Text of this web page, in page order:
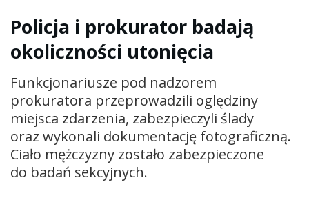
Policja i prokurator badają
okoliczności utonięcia
Funkcjonariusze pod nadzorem
prokuratora przeprowadzili oględziny
miejsca zdarzenia, zabezpieczyli ślady
oraz wykonali dokumentację fotograficzną.
Ciało mężczyzny zostało zabezpieczone
do badań sekcyjnych.